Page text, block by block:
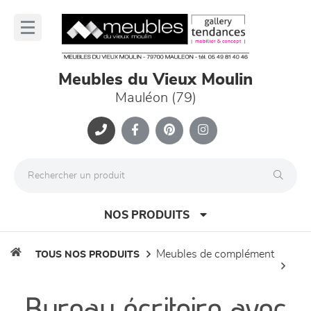
Meubles du Vieux Moulin
Mauléon (79)
NOS PRODUITS
TOUS NOS PRODUITS meubles de complément